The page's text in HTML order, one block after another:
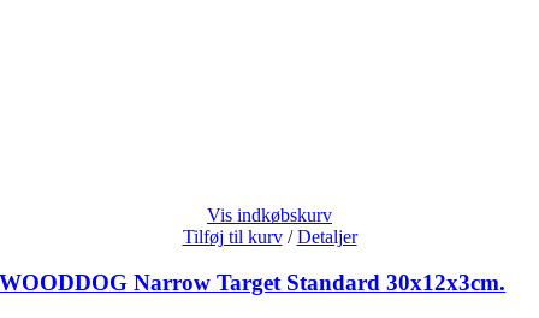
Vis indkøbskurv
Tilføj til kurv / Detaljer
WOODDOG Narrow Target Standard 30x12x3cm.